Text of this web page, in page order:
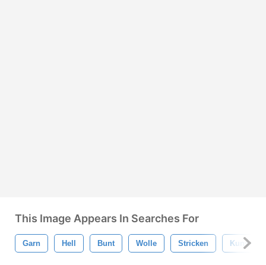
This Image Appears In Searches For
Garn Hell Bunt Wolle Stricken Kunst